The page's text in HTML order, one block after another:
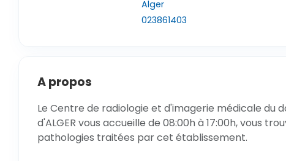
Alger
023861403
A propos
Le Centre de radiologie et d'imagerie médicale du
d'ALGER vous accueille de 08:00h à 17:00h, vous
pathologies traitées par cet établissement.